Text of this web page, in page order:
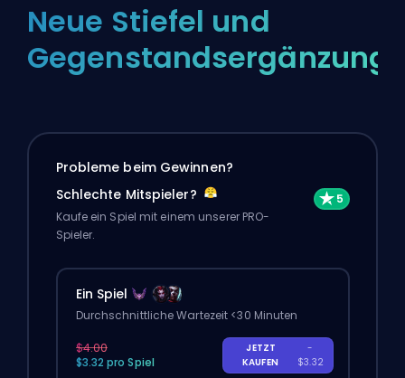
Neue Stiefel und
Probleme beim Gewinnen?
Schlechte Mitspieler?
Kaufe ein Spiel mit einem unserer PRO-
Spieler.
Ein Spiel
Durchschnittliche Wartezeit <30 Minuten
$4.00
$3.32 pro Spiel
JETZT
KAUFEN
-
$3.32